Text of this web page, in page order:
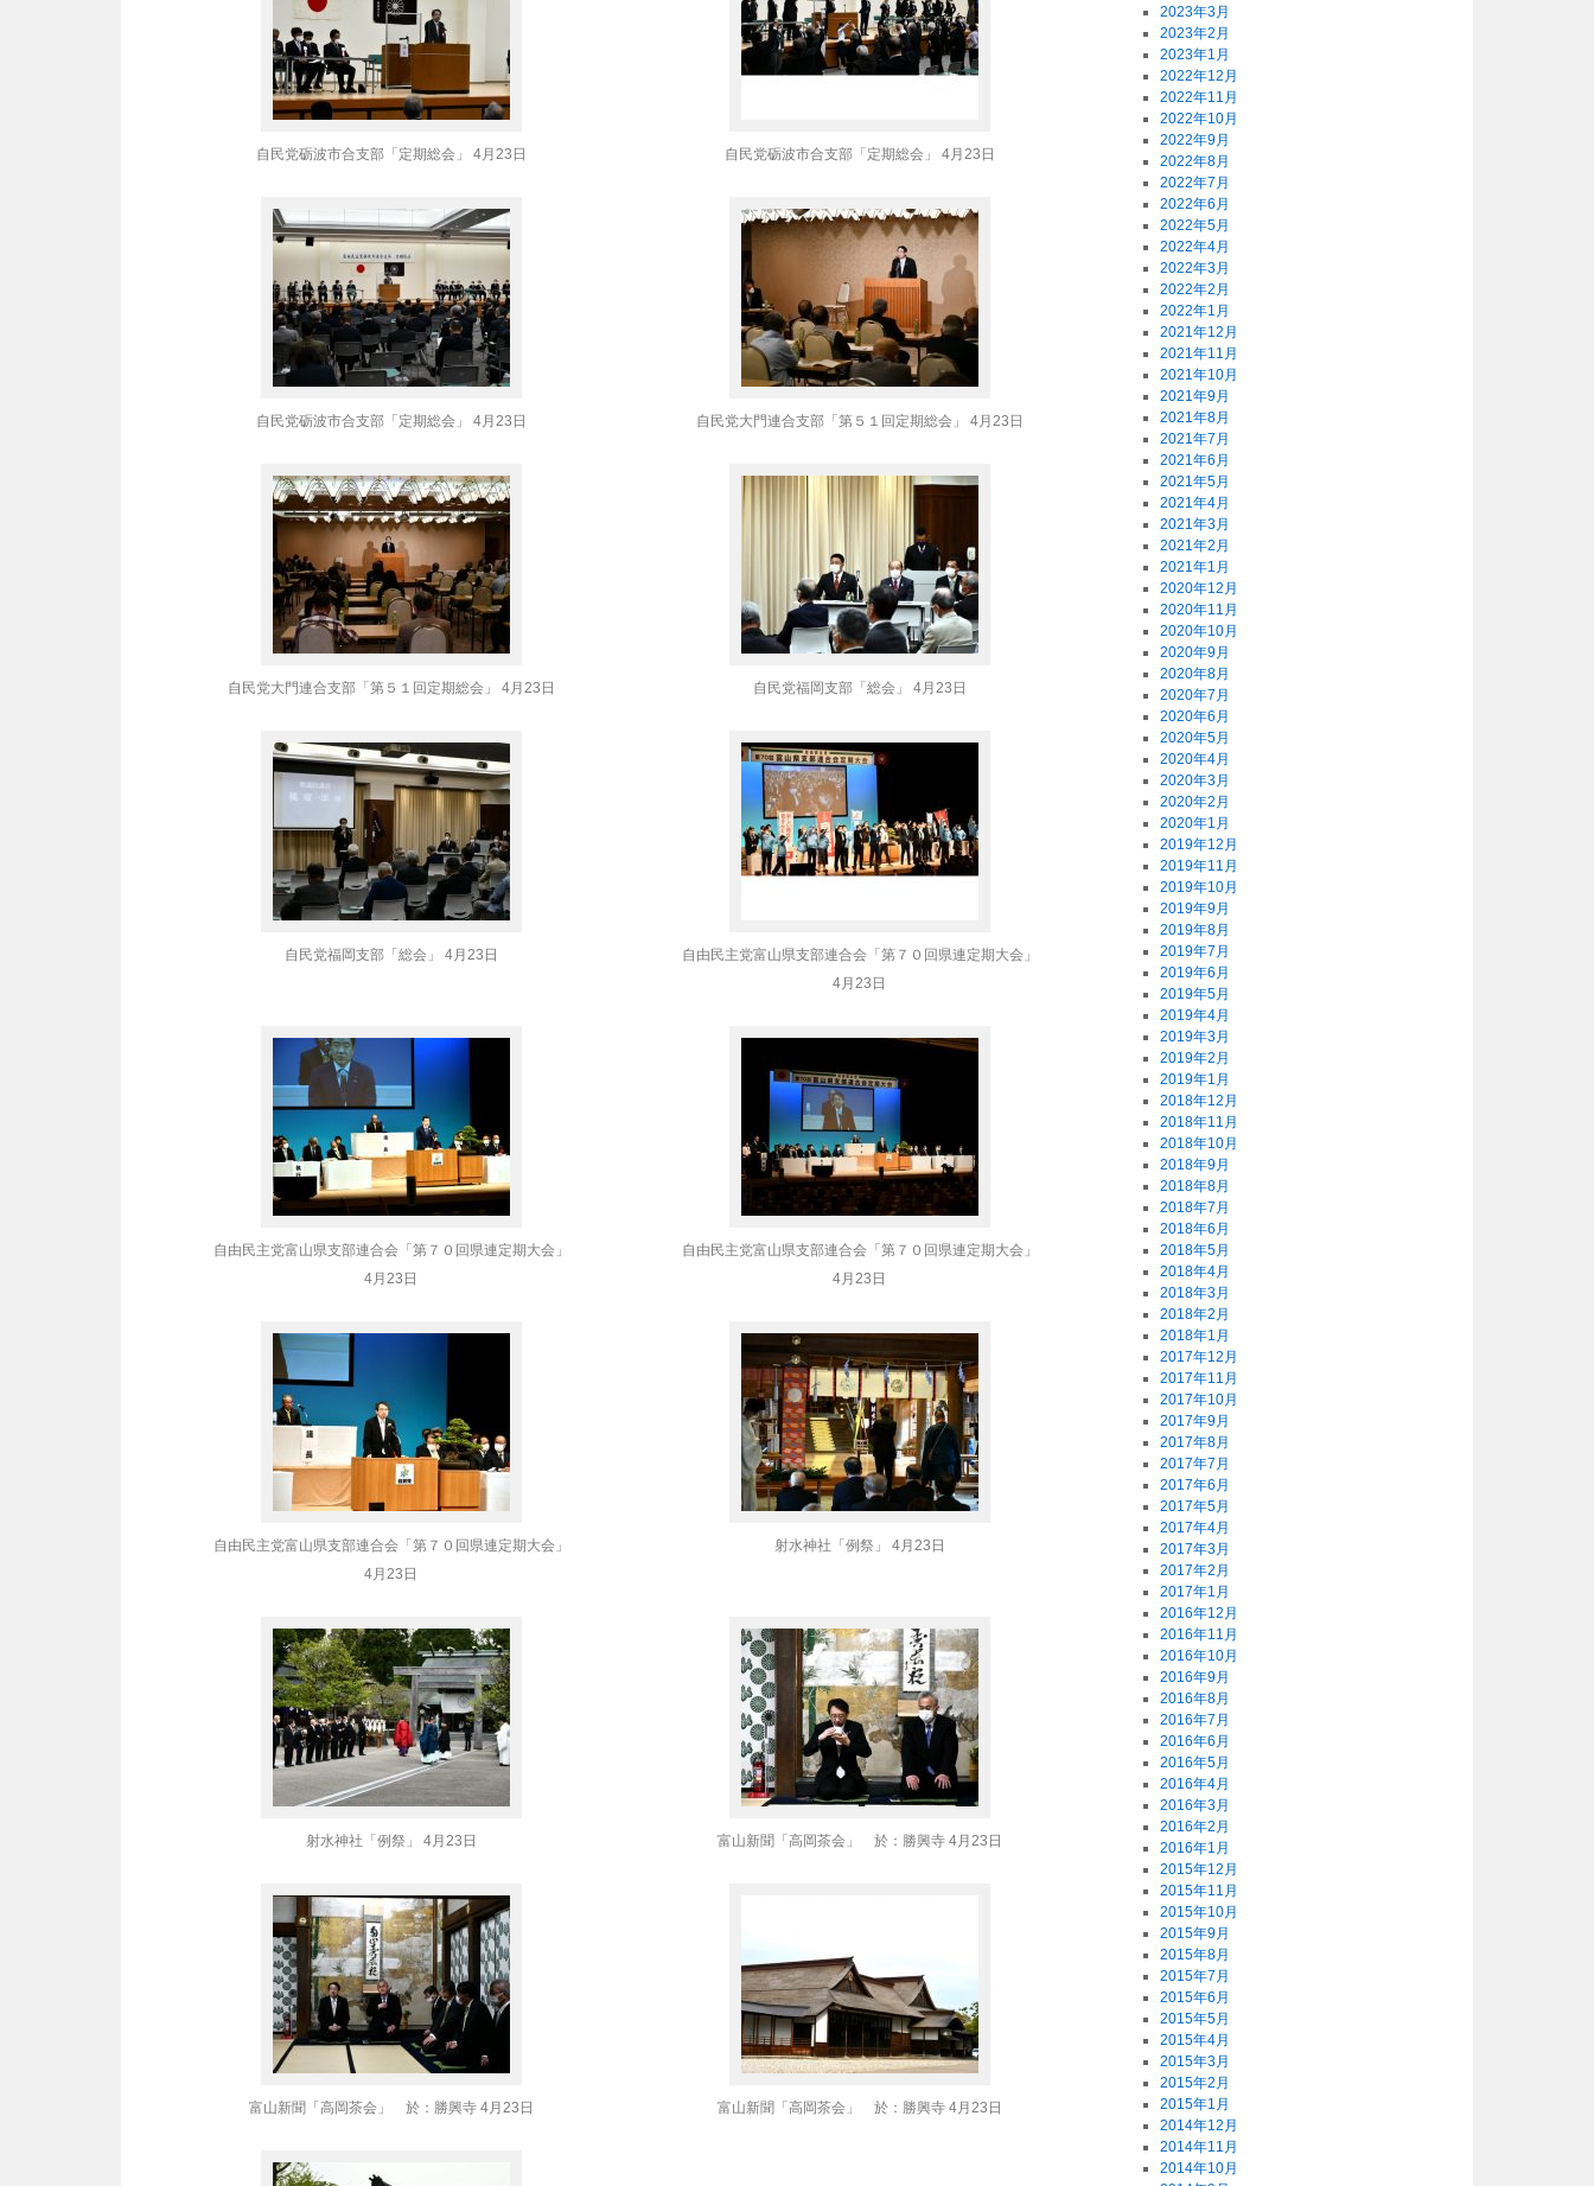
自民党砺波市合支部「定期総会」 4月23日 自民党砺波市合支部「定期総会」 4月23日
自民党砺波市合支部「定期総会」 4月23日 自民党大門連合支部「第５１回定期総会」 4月23日
自民党大門連合支部「第５１回定期総会」 4月23日 自民党福岡支部「総会」 4月23日
自民党福岡支部「総会」 4月23日
自由民主党富山県支部連合会「第７０回県連定期大会」
4月23日
自由民主党富山県支部連合会「第７０回県連定期大会」
4月23日
自由民主党富山県支部連合会「第７０回県連定期大会」
4月23日
自由民主党富山県支部連合会「第７０回県連定期大会」
4月23日
射水神社「例祭」 4月23日
射水神社「例祭」 4月23日 富山新聞「高岡茶会」 於：勝興寺 4月23日
富山新聞「高岡茶会」 於：勝興寺 4月23日 富山新聞「高岡茶会」 於：勝興寺 4月23日
2023年3月
2023年2月
2023年1月
2022年12月
2022年11月
2022年10月
2022年9月
2022年8月
2022年7月
2022年6月
2022年5月
2022年4月
2022年3月
2022年2月
2022年1月
2021年12月
2021年11月
2021年10月
2021年9月
2021年8月
2021年7月
2021年6月
2021年5月
2021年4月
2021年3月
2021年2月
2021年1月
2020年12月
2020年11月
2020年10月
2020年9月
2020年8月
2020年7月
2020年6月
2020年5月
2020年4月
2020年3月
2020年2月
2020年1月
2019年12月
2019年11月
2019年10月
2019年9月
2019年8月
2019年7月
2019年6月
2019年5月
2019年4月
2019年3月
2019年2月
2019年1月
2018年12月
2018年11月
2018年10月
2018年9月
2018年8月
2018年7月
2018年6月
2018年5月
2018年4月
2018年3月
2018年2月
2018年1月
2017年12月
2017年11月
2017年10月
2017年9月
2017年8月
2017年7月
2017年6月
2017年5月
2017年4月
2017年3月
2017年2月
2017年1月
2016年12月
2016年11月
2016年10月
2016年9月
2016年8月
2016年7月
2016年6月
2016年5月
2016年4月
2016年3月
2016年2月
2016年1月
2015年12月
2015年11月
2015年10月
2015年9月
2015年8月
2015年7月
2015年6月
2015年5月
2015年4月
2015年3月
2015年2月
2015年1月
2014年12月
2014年11月
2014年10月